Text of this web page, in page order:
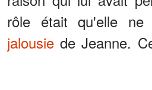
rôle était qu'elle ne
jalousie de Jeanne.